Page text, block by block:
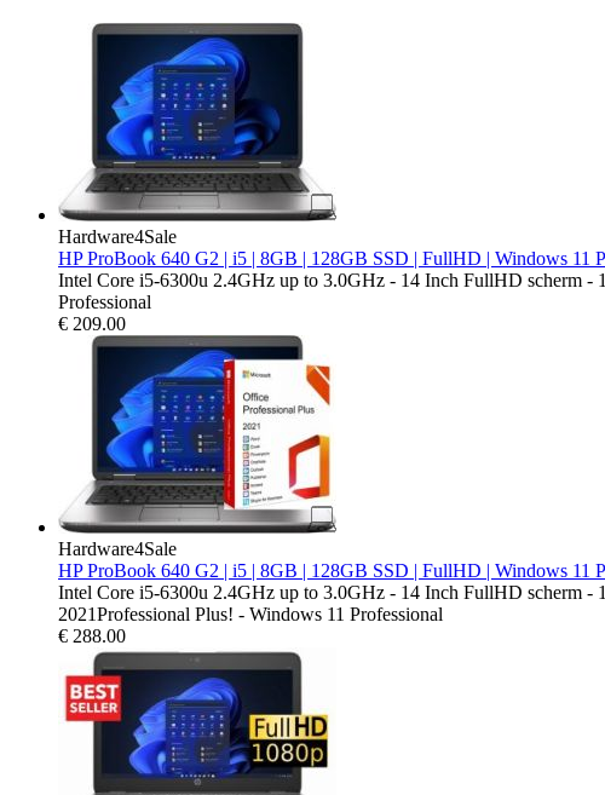
Hardware4Sale
HP ProBook 640 G2 | i5 | 8GB | 128GB SSD | FullHD | Windows 11
Intel Core i5-6300u 2.4GHz up to 3.0GHz - 14 Inch FullHD scherm
Professional
€ 209.00
Hardware4Sale
HP ProBook 640 G2 | i5 | 8GB | 128GB SSD | FullHD | Windows 11
Intel Core i5-6300u 2.4GHz up to 3.0GHz - 14 Inch FullHD scherm
2021Professional Plus! - Windows 11 Professional
€ 288.00